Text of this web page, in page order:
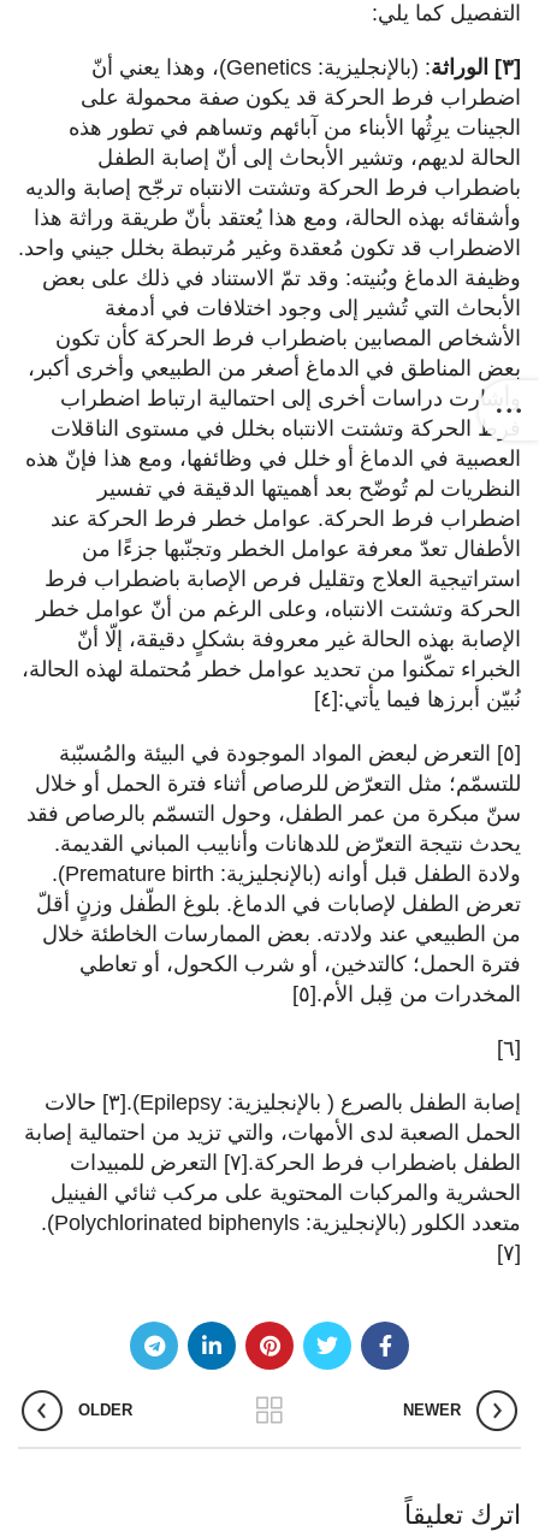
التفصيل كما يلي:
[٣] الوراثة
: (بالإنجليزية: Genetics)، وهذا يعني أنّ
اضطراب فرط الحركة قد يكون صفة محمولة على
الجينات يرِثُها الأبناء من آبائهم وتساهم في تطور هذه
الحالة لديهم، وتشير الأبحاث إلى أنّ إصابة الطفل
باضطراب فرط الحركة وتشتت الانتباه ترجّح إصابة والديه
وأشقائه بهذه الحالة، ومع هذا يُعتقد بأنّ طريقة وراثة هذا
الاضطراب قد تكون مُعقدة وغير مُرتبطة بخلل جيني واحد.
وظيفة الدماغ وبُنيته: وقد تمّ الاستناد في ذلك على بعض
الأبحاث التي تُشير إلى وجود اختلافات في أدمغة
الأشخاص المصابين باضطراب فرط الحركة كأن تكون
بعض المناطق في الدماغ أصغر من الطبيعي وأخرى أكبر،
وأشارت دراسات أخرى إلى احتمالية ارتباط اضطراب
فرط الحركة وتشتت الانتباه بخلل في مستوى الناقلات
العصبية في الدماغ أو خلل في وظائفها، ومع هذا فإنّ هذه
النظريات لم تُوضّح بعد أهميتها الدقيقة في تفسير
اضطراب فرط الحركة. عوامل خطر فرط الحركة عند
الأطفال تعدّ معرفة عوامل الخطر وتجنّبها جزءًا من
استراتيجية العلاج وتقليل فرص الإصابة باضطراب فرط
الحركة وتشتت الانتباه، وعلى الرغم من أنّ عوامل خطر
الإصابة بهذه الحالة غير معروفة بشكلٍ دقيقة، إلّا أنّ
الخبراء تمكّنوا من تحديد عوامل خطر مُحتملة لهذه الحالة،
نُبيّن أبرزها فيما يأتي:[٤]
[٥] التعرض لبعض المواد الموجودة في البيئة والمُسبّبة
للتسمّم؛ مثل التعرّض للرصاص أثناء فترة الحمل أو خلال
سنّ مبكرة من عمر الطفل، وحول التسمّم بالرصاص فقد
يحدث نتيجة التعرّض للدهانات وأنابيب المباني القديمة.
ولادة الطفل قبل أوانه (بالإنجليزية: Premature birth).
تعرض الطفل لإصابات في الدماغ. بلوغ الطّفل وزنٍ أقلّ
من الطبيعي عند ولادته. بعض الممارسات الخاطئة خلال
فترة الحمل؛ كالتدخين، أو شرب الكحول، أو تعاطي
المخدرات من قِبل الأم.[٥]
[٦]
إصابة الطفل بالصرع ( بالإنجليزية: Epilepsy).[٣] حالات
الحمل الصعبة لدى الأمهات، والتي تزيد من احتمالية إصابة
الطفل باضطراب فرط الحركة.[٧] التعرض للمبيدات
الحشرية والمركبات المحتوية على مركب ثنائي الفينيل
متعدد الكلور (بالإنجليزية: Polychlorinated biphenyls).
[٧]
NEWER
OLDER
اترك تعليقاً